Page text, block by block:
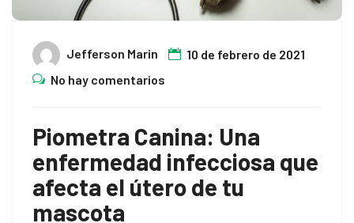
Jefferson Marin
10 de febrero de 2021
No hay comentarios
Piometra Canina: Una
enfermedad infecciosa que
afecta el útero de tu
mascota